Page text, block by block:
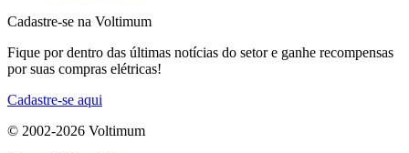
Cadastre-se na Voltimum
Fique por dentro das últimas notícias do setor e ganhe recompensas
por suas compras elétricas!
Cadastre-se aqui
© 2002-2026 Voltimum